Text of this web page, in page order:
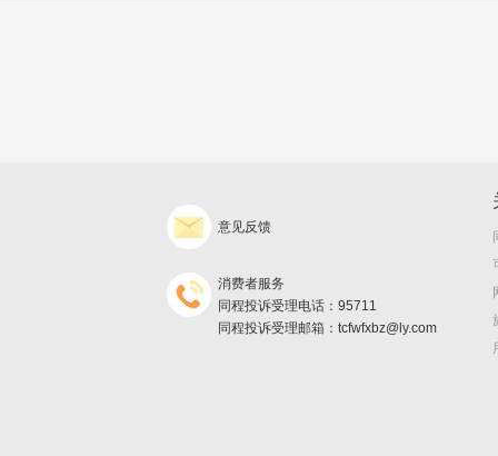
意见反馈
消费者服务
同程投诉受理电话：95711
同程投诉受理邮箱：tcfwfxbz@ly.com